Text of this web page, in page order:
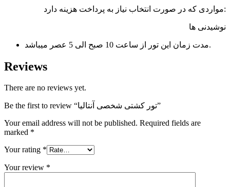
مواردی که در صورت انتخاب نیاز به پرداخت هزینه دارد:
نوشیدنی ها
مدت زمان این تور از ساعت 10 صبح الی 5 عصر میباشد.
Reviews
There are no reviews yet.
Be the first to review “تور کشتی شخصی آنتالیا”
Your email address will not be published. Required fields are
marked *
Your rating *
Your review *